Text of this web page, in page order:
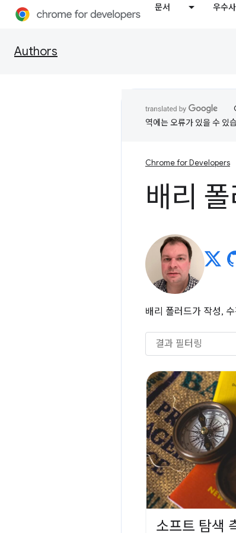
문서 우수
Authors
역에는 오류가 있을 수 있
Chrome for Developers
배리
배리 폴러드가 작성,
소프트 탐색